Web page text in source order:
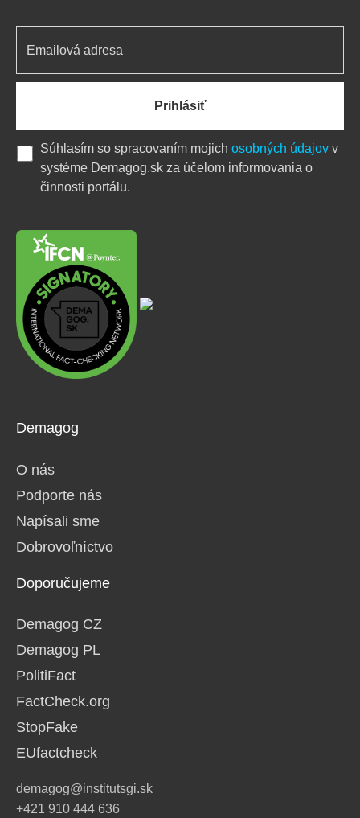
Demagog
O nás
Podporte nás
Napísali sme
Dobrovoľníctvo
Doporučujeme
Demagog CZ
Demagog PL
PolitiFact
FactCheck.org
StopFake
EUfactcheck
demagog@institutsgi.sk
+421 910 444 636
Prihlásiť
Súhlasím so spracovaním mojich osobných údajov v
systéme Demagog.sk za účelom informovania o
činnosti portálu.